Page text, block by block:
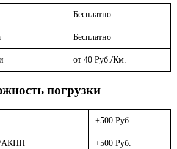
Бесплатно
Бесплатно
от 40 Руб./Км.
погрузки
+500 Руб.
АКПП +500 Руб.